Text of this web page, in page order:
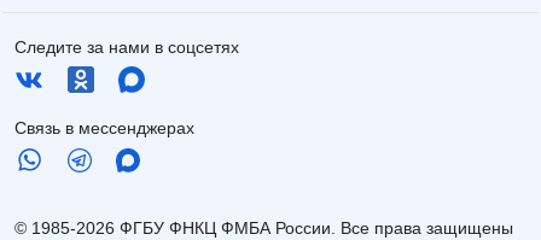
Следите за нами в соцсетях
Связь в мессенджерах
© 1985-2026 ФГБУ ФНКЦ ФМБА России. Все права защищены